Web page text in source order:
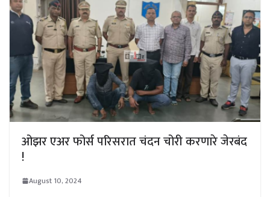
ओझर एअर फोर्स परिसरात चंदन चोरी करणारे जेरबंद
!
August 10, 2024